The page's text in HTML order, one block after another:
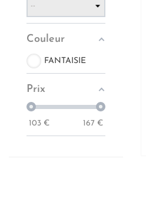
Couleur
FANTAISIE
Prix
103 € 167 €